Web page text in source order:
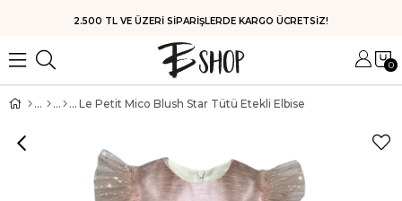
2.500 TL VE ÜZERİ SİPARİŞLERDE KARGO ÜCRETSİZ!
0
Le Petit Mico Blush Star Tütü Etekli Elbise